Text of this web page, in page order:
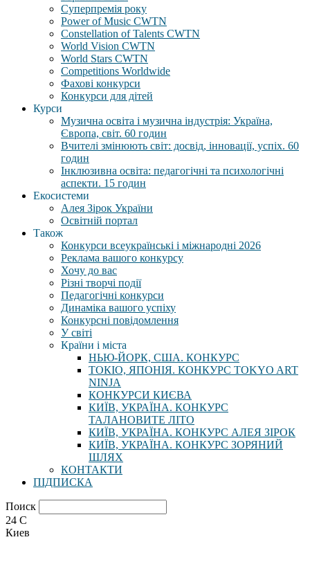
Суперпремія року
Power of Music CWTN
Constellation of Talents CWTN
World Vision CWTN
World Stars CWTN
Competitions Worldwide
Фахові конкурси
Конкурси для дітей
Курси
Музична освіта і музична індустрія: Україна,
Європа, світ. 60 годин
Вчителі змінюють світ: досвід, інновації, успіх. 60
годин
Інклюзивна освіта: педагогічні та психологічні
аспекти. 15 годин
Екосистеми
Алея Зірок України
Освітній портал
Також
Конкурси всеукраїнські і міжнародні 2026
Реклама вашого конкурсу
Хочу до вас
Різні творчі події
Педагогічні конкурси
Динаміка вашого успіху
Конкурсні повідомлення
У світі
Країни і міста
НЬЮ-ЙОРК, США. КОНКУРС
ТОКІО, ЯПОНІЯ. КОНКУРС TOKYO ART
NINJA
КОНКУРСИ КИЄВА
КИЇВ, УКРАЇНА. КОНКУРС
ТАЛАНОВИТЕ ЛІТО
КИЇВ, УКРАЇНА. КОНКУРС АЛЕЯ ЗІРОК
КИЇВ, УКРАЇНА. КОНКУРС ЗОРЯНИЙ
ШЛЯХ
КОНТАКТИ
ПІДПИСКА
Поиск
24 C
Киев